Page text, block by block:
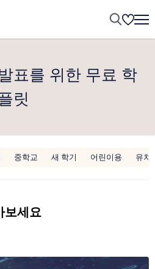
표를 위한 무료 학
릿
중학교 새 학기 어린이용 유치
보세요